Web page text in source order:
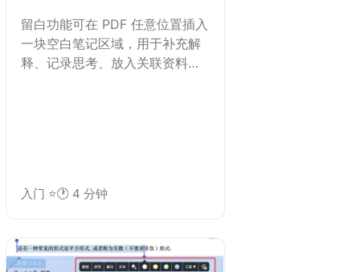
留白功能可在 PDF 任意位置插入
一块空白笔记区域，用于补充解
释、记录思考、放入关联资料或
入门 ⭐🕐 4 分钟